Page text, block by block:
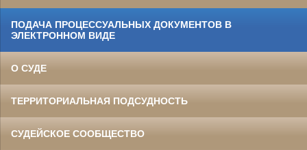
ПОДАЧА ПРОЦЕССУАЛЬНЫХ ДОКУМЕНТОВ В
ЭЛЕКТРОННОМ ВИДЕ
О СУДЕ
ТЕРРИТОРИАЛЬНАЯ ПОДСУДНОСТЬ
СУДЕЙСКОЕ СООБЩЕСТВО